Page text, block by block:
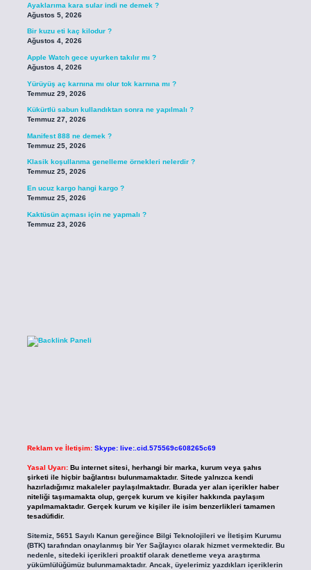
Ayaklarıma kara sular indi ne demek ?
Ağustos 5, 2026
Bir kuzu eti kaç kilodur ?
Ağustos 4, 2026
Apple Watch gece uyurken takılır mı ?
Ağustos 4, 2026
Yürüyüş aç karnına mı olur tok karnına mı ?
Temmuz 29, 2026
Kükürtlü sabun kullandıktan sonra ne yapılmalı ?
Temmuz 27, 2026
Manifest 888 ne demek ?
Temmuz 25, 2026
Klasik koşullanma genelleme örnekleri nelerdir ?
Temmuz 25, 2026
En ucuz kargo hangi kargo ?
Temmuz 25, 2026
Kaktüsün açması için ne yapmalı ?
Temmuz 23, 2026
Reklam ve İletişim: Skype: live:.cid.575569c608265c69
Yasal Uyarı: Bu internet sitesi, herhangi bir marka, kurum veya şahıs
şirketi ile hiçbir bağlantısı bulunmamaktadır. Sitede yalnızca kendi
hazırladığımız makaleler paylaşılmaktadır. Burada yer alan içerikler haber
niteliği taşımamakta olup, gerçek kurum ve kişiler hakkında paylaşım
yapılmamaktadır. Gerçek kurum ve kişiler ile isim benzerlikleri tamamen
tesadüfidir.
Sitemiz, 5651 Sayılı Kanun gereğince Bilgi Teknolojileri ve İletişim Kurumu
(BTK) tarafından onaylanmış bir Yer Sağlayıcı olarak hizmet vermektedir. Bu
nedenle, sitedeki içerikleri proaktif olarak denetleme veya araştırma
yükümlülüğümüz bulunmamaktadır. Ancak, üyelerimiz yazdıkları içeriklerin